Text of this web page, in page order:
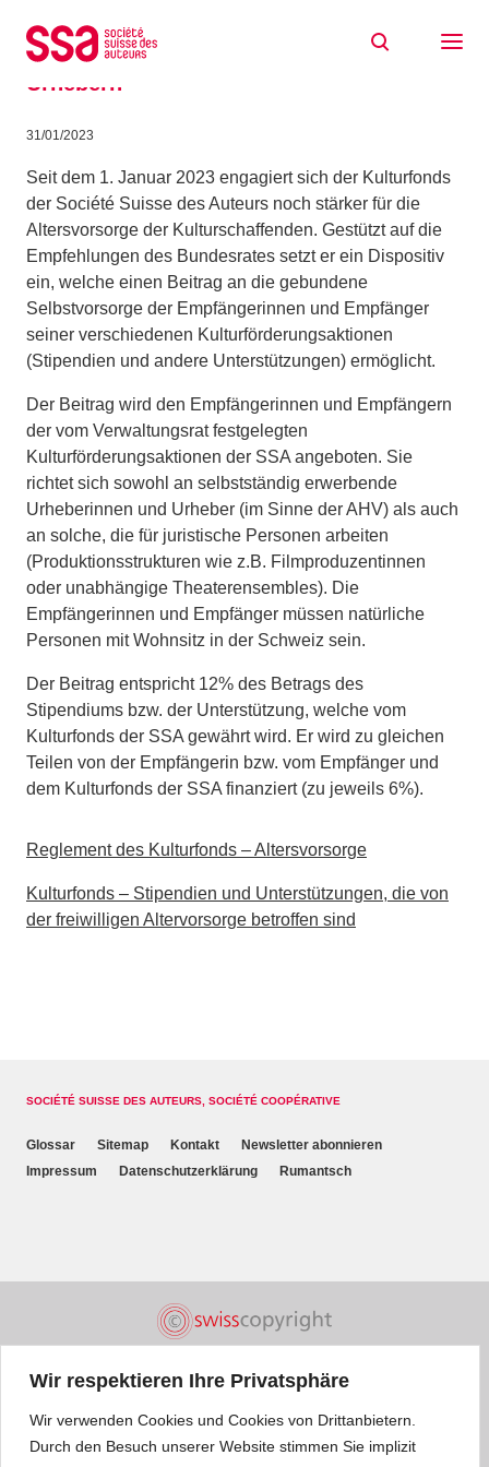
Wir respektieren Ihre Privatsphäre
Wir verwenden Cookies und Cookies von Drittanbietern.
Durch den Besuch unserer Website stimmen Sie implizit
Altersvorsorge von Urheberinnen und
Urhebern
31/01/2023
Seit dem 1. Januar 2023 engagiert sich der Kulturfonds
der Société Suisse des Auteurs noch stärker für die
Altersvorsorge der Kulturschaffenden. Gestützt auf die
Empfehlungen des Bundesrates setzt er ein Dispositiv
ein, welche einen Beitrag an die gebundene
Selbstvorsorge der Empfängerinnen und Empfänger
seiner verschiedenen Kulturförderungsaktionen
(Stipendien und andere Unterstützungen) ermöglicht.
Der Beitrag wird den Empfängerinnen und Empfängern
der vom Verwaltungsrat festgelegten
Kulturförderungsaktionen der SSA angeboten. Sie
richtet sich sowohl an selbstständig erwerbende
Urheberinnen und Urheber (im Sinne der AHV) als auch
an solche, die für juristische Personen arbeiten
(Produktionsstrukturen wie z.B. Filmproduzentinnen
oder unabhängige Theaterensembles). Die
Empfängerinnen und Empfänger müssen natürliche
Personen mit Wohnsitz in der Schweiz sein.
Der Beitrag entspricht 12% des Betrags des
Stipendiums bzw. der Unterstützung, welche vom
Kulturfonds der SSA gewährt wird. Er wird zu gleichen
Teilen von der Empfängerin bzw. vom Empfänger und
dem Kulturfonds der SSA finanziert (zu jeweils 6%).
Reglement des Kulturfonds – Altersvorsorge
Kulturfonds – Stipendien und Unterstützungen, die von
der freiwilligen Altervorsorge betroffen sind
SOCIÉTÉ SUISSE DES AUTEURS, SOCIÉTÉ COOPÉRATIVE
Glossar Sitemap Kontakt
Newsletter abonnieren
Impressum
Datenschutzerklärung Rumantsch